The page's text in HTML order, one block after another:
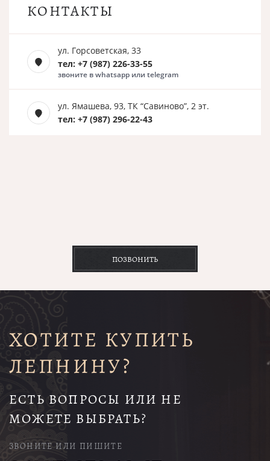
КОНТАКТЫ
ул. Горсоветская, 33
тел: +7 (987) 226-33-55
звоните в whatsapp или telegram
ул. Ямашева, 93, ТК “Савиново”, 2 эт.
тел: +7 (987) 296-22-43
ПОЗВОНИТЬ
ХОТИТЕ КУПИТЬ
ЛЕПНИНУ?
ЕСТЬ ВОПРОСЫ ИЛИ НЕ
МОЖЕТЕ ВЫБРАТЬ?
ЗВОНИТЕ ИЛИ ПИШИТЕ